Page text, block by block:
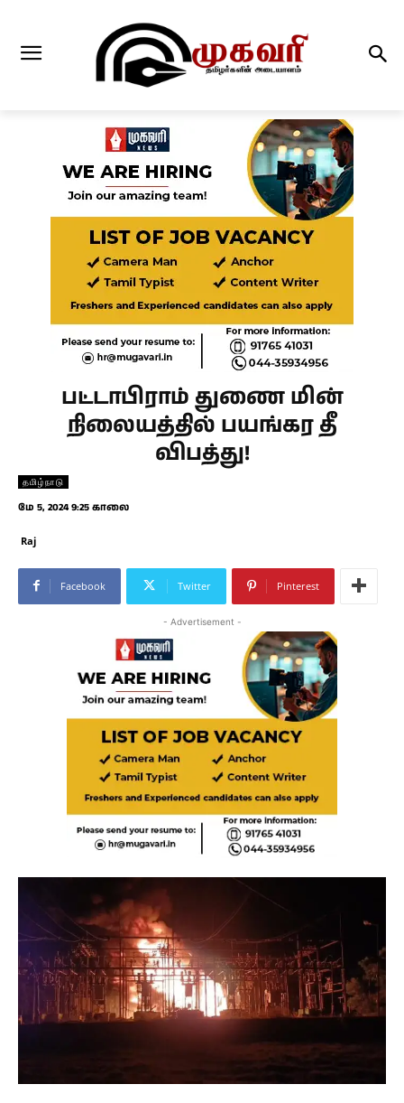
பட்டாபிராம் துணை மின்
நிலையத்தில் பயங்கர தீ
விபத்து!
தமிழ்நாடு
மே 5, 2024 9:25 காலை
Raj
Facebook Twitter Pinterest
- Advertisement -